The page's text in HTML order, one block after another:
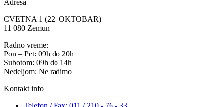
Adresa
CVETNA 1 (22. OKTOBAR)
11 080 Zemun
Radno vreme:
Pon – Pet: 09h do 20h
Subotom: 09h do 14h
Nedeljom: Ne radimo
Kontakt info
Telefon / Fax: 011 / 210 - 76 - 33